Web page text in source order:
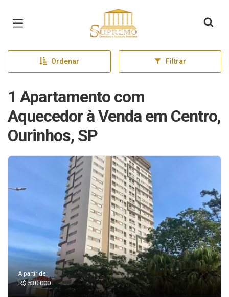
Página inicial
Ordenar Filtrar
1 Apartamento com
Aquecedor à Venda em Centro,
Ourinhos, SP
A partir de:
R$ 530.000